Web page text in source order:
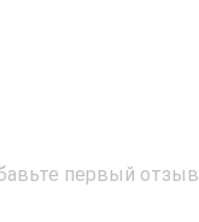
первый отзыв